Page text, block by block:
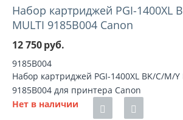
Набор картриджей PGI-1400XL
MULTI 9185B004 Canon
12 750руб.
9185B004
Набор картриджей PGI-1400XL BK/C/M/Y
9185B004 для принтера Canon
Нет в наличии